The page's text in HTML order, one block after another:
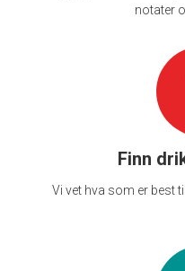
notater
Finn
Vi vet hva som er best